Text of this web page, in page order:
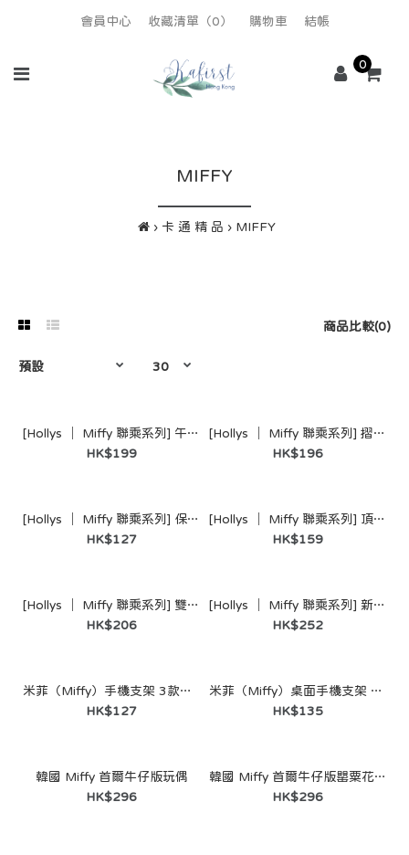
會員中心 收藏清單（0） 購物車 結帳
0
MIFFY
卡 通 精 品 MIFFY
商品比較(0)
[Hollys │ Miffy 聯乘系列] 午餐袋套組 (2層加熱便當盒＋套
[Hollys │ Miffy 聯乘系列] 午餐袋套組 (2層加熱便當盒＋套裝)
HK$199
[Hollys │ Miffy 聯乘系列] 摺疊靠背椅墊（藍色）/（橙色）
HK$196
[Hollys │ Miffy 聯乘系列] 保冷袋 (6L)
HK$127
[Hollys │ Miffy 聯乘系列] 頂部把手隨行杯（藍色）
HK$159
[Hollys │ Miffy 聯乘系列] 雙用鑰匙圈隨行杯（橙色）
HK$206
[Hollys │ Miffy 聯乘系列] 新款隨行杯（黄色） (900ml)
HK$252
米菲（Miffy）手機支架 3款可選
HK$127
米菲（Miffy）桌面手機支架 彩色 隨機款
HK$135
韓國 Miffy 首爾牛仔版玩偶
HK$296
韓國 Miffy 首爾牛仔版罌粟花玩偶
HK$296